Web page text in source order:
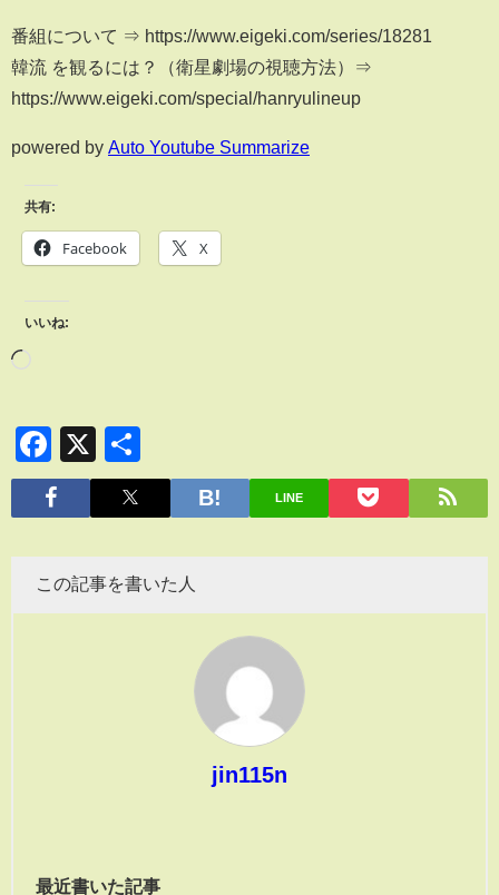
番組について ⇒ https://www.eigeki.com/series/18281
韓流 を観るには？（衛星劇場の視聴方法）⇒
https://www.eigeki.com/special/hanryulineup
powered by Auto Youtube Summarize
共有:
Facebook X
いいね:
Facebook
X
有
LINE
この記事を書いた人
jin115n
最近書いた記事